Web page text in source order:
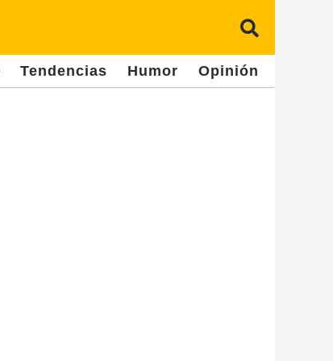
Tendencias Humor Opinión